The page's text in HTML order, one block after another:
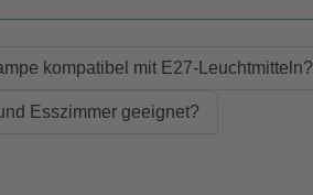
kompatibel mit E27-Leuchtmitteln?
Esszimmer geeignet?